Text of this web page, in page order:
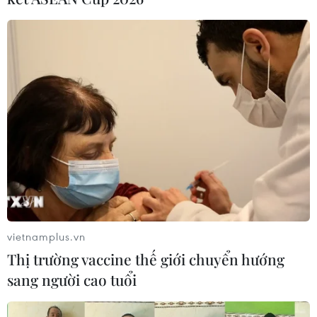
ASEAN Cup 2026: Đội
tuyển Việt Nam tạo "cơn
địa chấn" trên truyền
thông khu vực
04/08/2026 02:45
Báo chí Đông Nam Á "dậy
sóng" vì tuyển Việt Nam,
chỉ ra lý do Indonesia thua
04/08/2026 02:32
vietnamplus.vn
Thị trường vaccine thế giới chuyển hướng
sang người cao tuổi